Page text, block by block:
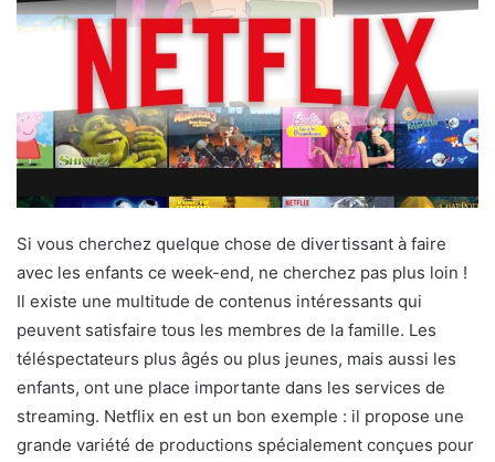
Si vous cherchez quelque chose de divertissant à faire
avec les enfants ce week-end, ne cherchez pas plus loin !
Il existe une multitude de contenus intéressants qui
peuvent satisfaire tous les membres de la famille. Les
téléspectateurs plus âgés ou plus jeunes, mais aussi les
enfants, ont une place importante dans les services de
streaming. Netflix en est un bon exemple : il propose une
grande variété de productions spécialement conçues pour